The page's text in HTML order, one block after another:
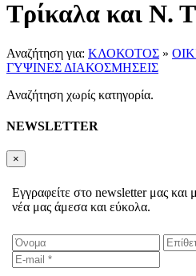
Τρίκαλα και Ν.
Αναζήτηση για: ΚΛΟΚΟΤΟΣ »
ΓΥΨΙΝΕΣ ΔΙΑΚΟΣΜΗΣΕΙΣ
Αναζήτηση χωρίς κατηγορία.
NEWSLETTER
×
Εγγραφείτε στο newsletter μας και
νέα μας άμεσα και εύκολα.